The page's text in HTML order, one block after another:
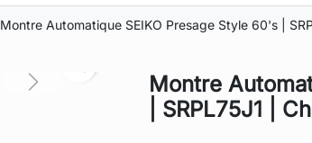
Montre Automatique SEIKO Presage Style 60's |
Next
Montre
| SRPL75J1 |